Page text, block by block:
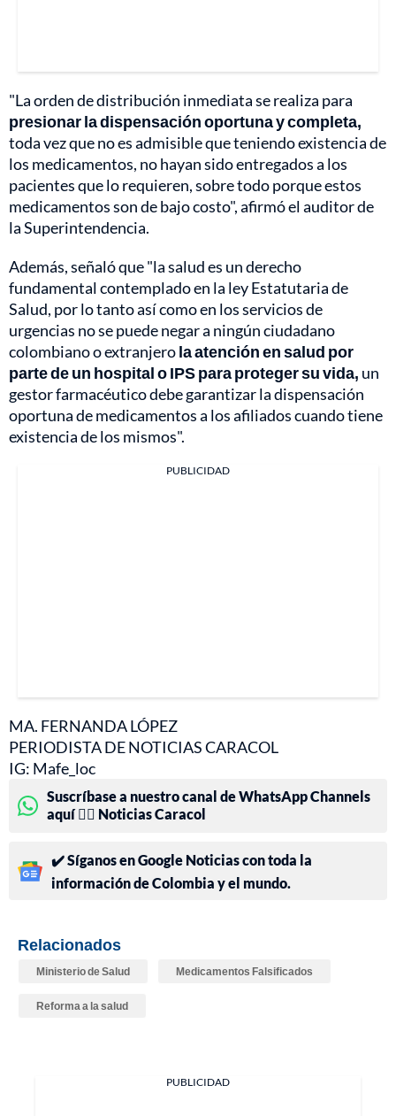
"La orden de distribución inmediata se realiza para
presionar la dispensación oportuna y completa,
toda vez que no es admisible que teniendo existencia de
los medicamentos, no hayan sido entregados a los
pacientes que lo requieren, sobre todo porque estos
medicamentos son de bajo costo", afirmó el auditor de
la Superintendencia.
Además, señaló que "la salud es un derecho
fundamental contemplado en la ley Estatutaria de
Salud, por lo tanto así como en los servicios de
urgencias no se puede negar a ningún ciudadano
colombiano o extranjerola atención en salud por
parte de un hospital o IPS para proteger su vida, un
gestor farmacéutico debe garantizar la dispensación
oportuna de medicamentos a los afiliados cuando tiene
existencia de los mismos".
PUBLICIDAD
MA. FERNANDA LÓPEZ
PERIODISTA DE NOTICIAS CARACOL
IG: Mafe_loc
Suscríbase a nuestro canal de WhatsApp Channels
aquí 👉🏻 Noticias Caracol
✔️ Síganos en Google Noticias con toda la
información de Colombia y el mundo.
Relacionados
Ministerio de Salud Medicamentos Falsificados
Reforma a la salud
PUBLICIDAD